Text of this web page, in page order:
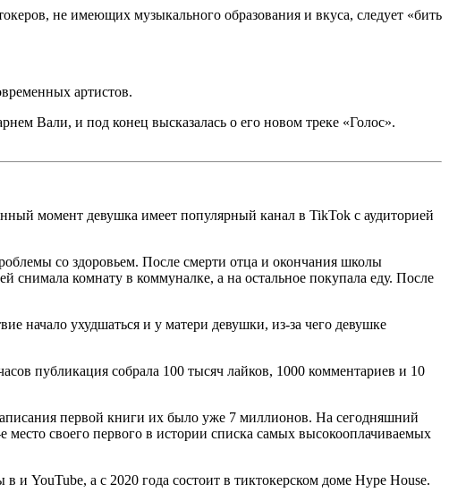
не имеющих музыкального образования и вкуса, следует «бить
артистов.
Вали, и под конец высказалась о его новом треке «Голос».
момент девушка имеет популярный канал в TikTok с аудиторией
со здоровьем. После смерти отца и окончания школы
снимала комнату в коммуналке, а на остальное покупала еду. После
начало ухудшаться и у матери девушки, из-за чего девушке
публикация собрала 100 тысяч лайков, 1000 комментариев и 10
первой книги их было уже 7 миллионов. На сегодняшний
своего первого в истории списка самых высокооплачиваемых
и YouTube, а с 2020 года состоит в тиктокерском доме Hype House.